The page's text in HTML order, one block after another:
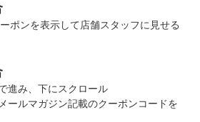
ポンを表示して店舗スタッフに見せる
進み、下にスクロール
ールマガジン記載のクーポンコードを